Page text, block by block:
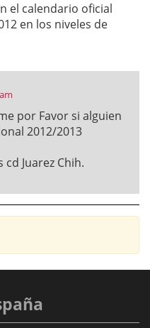
el calendario oficial
en los niveles de
por Favor si alguien
2012/2013
Juarez Chih.